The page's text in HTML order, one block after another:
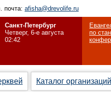
почта: afisha@drevolife.ru
Санкт-Петербург
Четверг, 6-е августа
02:42
по
Каталог организаций